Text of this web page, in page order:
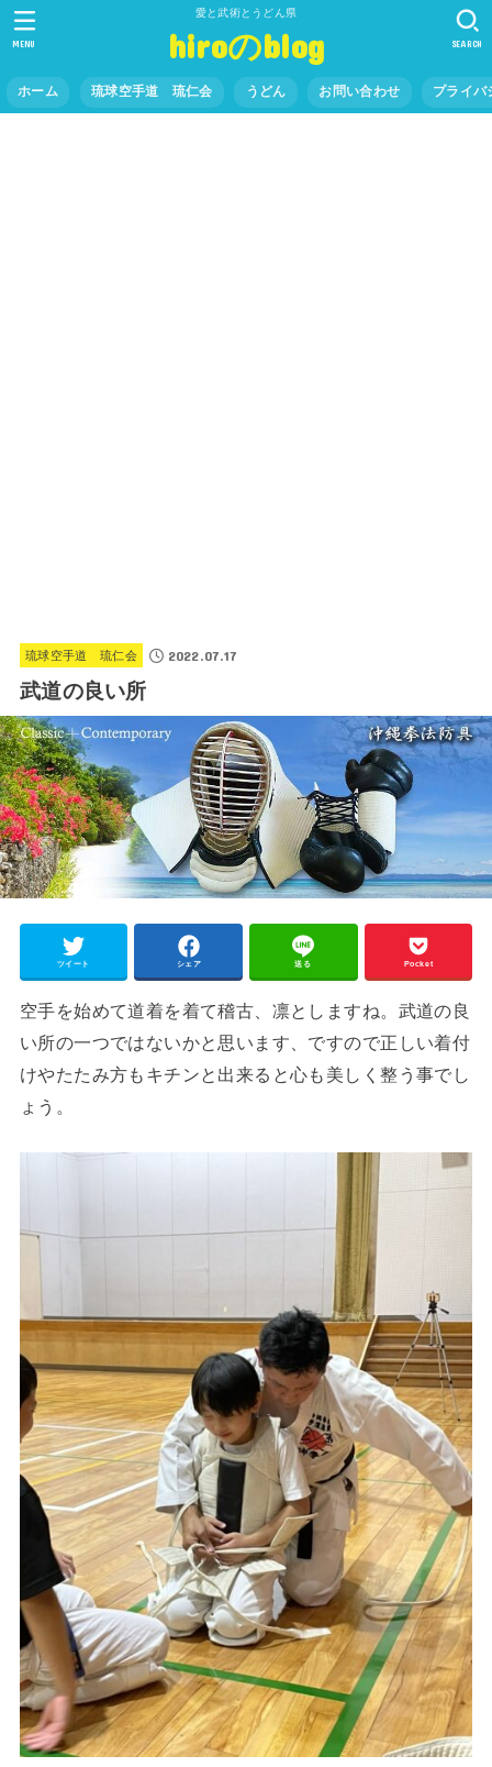
愛と武術とうどん県
hiroのblog
ホーム 琉球空手道 琉仁会 うどん お問い合わせ プライバ
SEARCH
MENU
琉球空手道 琉仁会 2022.07.17
武道の良い所
ツイート シェア 送る Pocket
空手を始めて道着を着て稽古、凛としますね。武道の良
い所の一つではないかと思います、ですので正しい着付
けやたたみ方もキチンと出来ると心も美しく整う事でし
ょう。